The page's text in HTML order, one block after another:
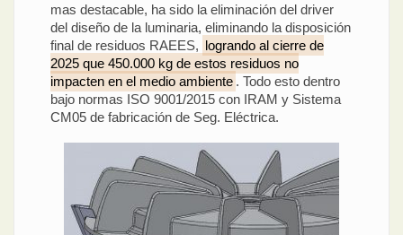
mas destacable, ha sido la eliminación del driver
del diseño de la luminaria, eliminando la disposición
final de residuos RAEES, logrando al cierre de
2025 que 450.000 kg de estos residuos no
impacten en el medio ambiente . Todo esto dentro
bajo normas ISO 9001/2015 con IRAM y Sistema
CM05 de fabricación de Seg. Eléctrica.